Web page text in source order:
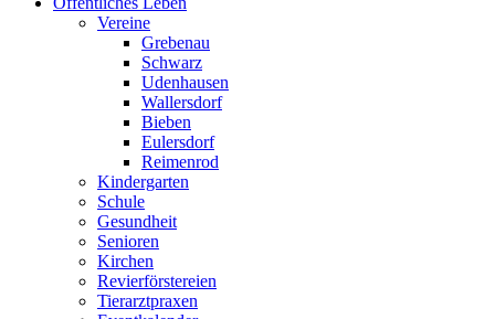
Vereine
Grebenau
Schwarz
Udenhausen
Wallersdorf
Bieben
Eulersdorf
Reimenrod
Kindergarten
Schule
Gesundheit
Senioren
Kirchen
Revierförstereien
Tierarztpraxen